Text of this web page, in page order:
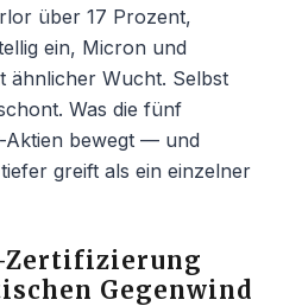
über 17 Prozent,
ein, Micron und
ähnlicher Wucht. Selbst
Was die fünf
Aktien bewegt — und
greift als ein einzelner
Zertifizierung
Gegenwind